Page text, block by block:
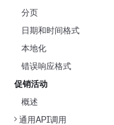
分页
日期和时间格式
本地化
错误响应格式
促销活动
概述
通用API调用